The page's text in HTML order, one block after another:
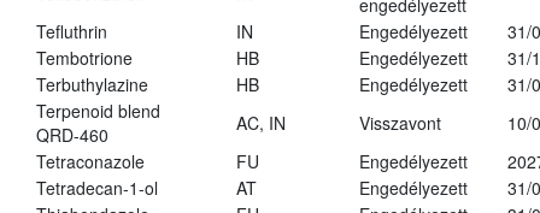
engedélyezett
Tefluthrin
IN Engedélyezett
31/
Tembotrione
HB Engedélyezett
31/
Terbuthylazine
HB Engedélyezett
31/
Terpenoid blend
QRD-460
AC, IN Visszavont
10/
Tetraconazole
FU Engedélyezett
Tetradecan-1-ol
AT Engedélyezett
31/